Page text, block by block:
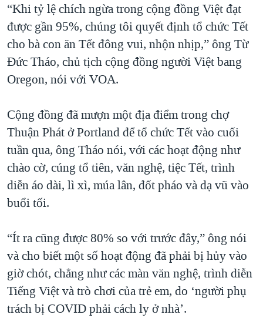
“Khi tỷ lệ chích ngừa trong cộng đồng Việt đạt
được gần 95%, chúng tôi quyết định tổ chức Tết
cho bà con ăn Tết đông vui, nhộn nhịp,” ông Từ
Đức Tháo, chủ tịch cộng đồng người Việt bang
Oregon, nói với VOA.
Cộng đồng đã mượn một địa điểm trong chợ
Thuận Phát ở Portland để tổ chức Tết vào cuối
tuần qua, ông Tháo nói, với các hoạt động như
chào cờ, cúng tổ tiên, văn nghệ, tiệc Tết, trình
diễn áo dài, lì xì, múa lân, đốt pháo và dạ vũ vào
buổi tối.
“Ít ra cũng được 80% so với trước đây,” ông nói
và cho biết một số hoạt động đã phải bị hủy vào
giờ chót, chẳng như các màn văn nghệ, trình diễn
Tiếng Việt và trò chơi của trẻ em, do ‘người phụ
trách bị COVID phải cách ly ở nhà’.